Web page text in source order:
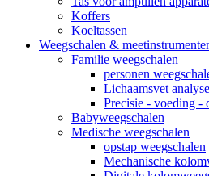
Koffers
Koeltassen
Weegschalen &
Familie weegschalen
personen
Lichaamsvet
Precisie - voeding -
Babyweegschalen
Medische weegschalen
opstap weegschalen
Mechanische